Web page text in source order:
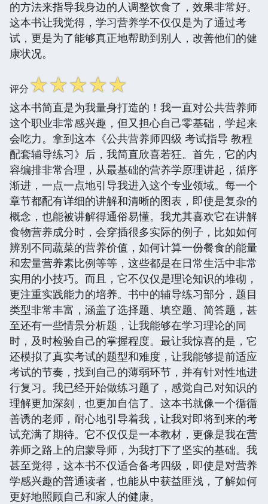
的方法来指导我身边的人调整饮食了，效果非常好。
这本书让我觉得，学习营养学不仅仅是为了通过考
试，更是为了能够真正地帮助到别人，改善他们的健
康状况。
评分☆☆☆☆☆
这本书简直是为我量身打造的！我一直对公共营养师
这个职业非常感兴趣，但又担心自己零基础，学起来
会吃力。拿到这本《公共营养师四级 考试指导 教程
配套辅导练习》后，我简直欣喜若狂。首先，它的内
容编排非常合理，从最基础的营养学原理讲起，循序
渐进，一点一点地引导我进入这个专业领域。每一个
章节都配有详细的讲解和清晰的图表，即使是复杂的
概念，也能被讲解得通俗易懂。我尤其喜欢它在讲解
食物营养成分时，会穿插很多实际的例子，比如如何
辨别不同蔬菜的营养价值，如何计算一份餐食的能量
和宏量营养素比例等等，这些都是在日常生活中非常
实用的小技巧。而且，它不仅仅是理论知识的堆砌，
更注重实践能力的培养。书中的辅导练习部分，题目
类型非常丰富，涵盖了选择题、填空题、简答题，甚
至还有一些情景分析题，让我能够在学习理论的同
时，及时检验自己的掌握程度。最让我惊喜的是，它
还模拟了真实考试的题型和难度，让我能够提前适应
考试的节奏，找到自己的薄弱环节，并有针对性地进
行复习。我已经开始做练习题了，感觉自己对知识的
理解更加深刻，也更加自信了。这本书就像一个循循
善诱的老师，耐心地引导着我，让我对即将到来的考
试充满了期待。它不仅仅是一本教材，更像是我在营
养师之路上的启蒙导师，为我打下了坚实的基础。我
甚至觉得，这本书不仅适合备考四级，即使是对营养
学感兴趣的普通读者，也能从中获益匪浅，了解如何
更好地照顾自己和家人的健康。